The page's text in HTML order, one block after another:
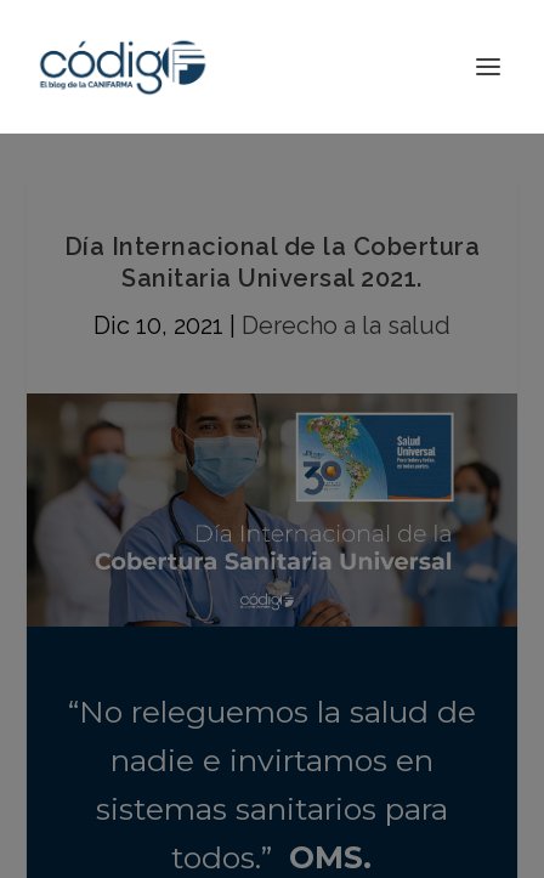
Día Internacional de la Cobertura
Sanitaria Universal 2021.
Dic 10, 2021
Derecho a la salud
“No releguemos la salud de
nadie e invirtamos en
sistemas sanitarios para
todos.” OMS.